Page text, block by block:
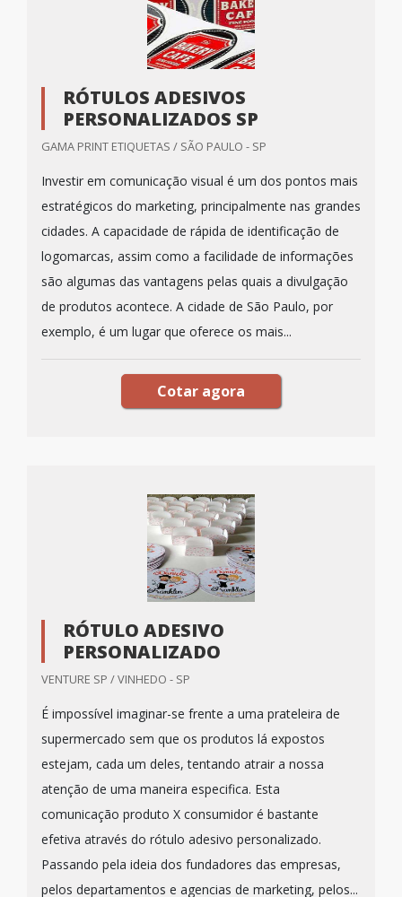
RÓTULOS ADESIVOS
PERSONALIZADOS SP
GAMA PRINT ETIQUETAS / SÃO PAULO - SP
Investir em comunicação visual é um dos pontos mais
estratégicos do marketing, principalmente nas grandes
cidades. A capacidade de rápida de identificação de
logomarcas, assim como a facilidade de informações
são algumas das vantagens pelas quais a divulgação
de produtos acontece. A cidade de São Paulo, por
exemplo, é um lugar que oferece os mais...
Cotar agora
RÓTULO ADESIVO
PERSONALIZADO
VENTURE SP / VINHEDO - SP
É impossível imaginar-se frente a uma prateleira de
supermercado sem que os produtos lá expostos
estejam, cada um deles, tentando atrair a nossa
atenção de uma maneira especifica. Esta
comunicação produto X consumidor é bastante
efetiva através do rótulo adesivo personalizado.
Passando pela ideia dos fundadores das empresas,
pelos departamentos e agencias de marketing, pelos...